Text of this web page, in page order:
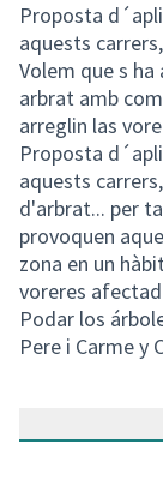
Proposta
aquests
Volem que s
arbrat amb
arreglin las
Proposta
aquests
d'arbrat... per
provoquen
zona en un
voreres
Podar los
Pere i Carme y